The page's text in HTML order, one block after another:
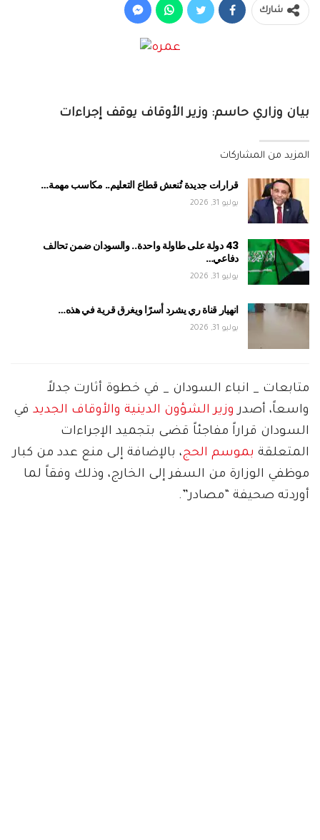
شارك
بيان وزاري حاسم: وزير الأوقاف يوقف إجراءات
المزيد من المشاركات
قرارات جديدة تُنعش قطاع التعليم.. مكاسب مهمة…
يوليو 31, 2026
43 دولة على طاولة واحدة.. والسودان ضمن تحالف
دفاعي…
يوليو 31, 2026
انهيار قناة ري يشرد أسرًا ويغرق قرية في هذه…
يوليو 31, 2026
متابعات _ انباء السودان _ في خطوة أثارت جدلاً
واسعاً، أصدر وزير الشؤون الدينية والأوقاف الجديد في
السودان قراراً مفاجئاً قضى بتجميد الإجراءات
المتعلقة بموسم الحج، بالإضافة إلى منع عدد من كبار
موظفي الوزارة من السفر إلى الخارج، وذلك وفقاً لما
أوردته صحيفة “مصادر”.